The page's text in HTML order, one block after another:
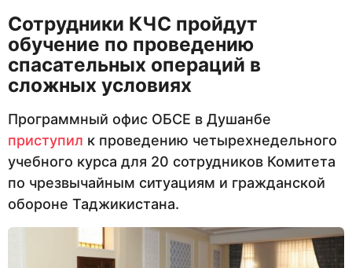
Сотрудники КЧС пройдут
обучение по проведению
спасательных операций в
сложных условиях
Программный офис ОБСЕ в Душанбе
приступил к проведению четырехнедельного
учебного курса для 20 сотрудников Комитета
по чрезвычайным ситуациям и гражданской
обороне Таджикистана.